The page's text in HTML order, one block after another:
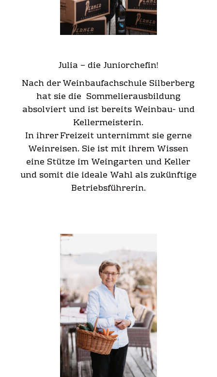
Julia – die Juniorchefin!
Nach der Weinbaufachschule Silberberg
hat sie die Sommelierausbildung
absolviert und ist bereits Weinbau- und
Kellermeisterin.
In ihrer Freizeit unternimmt sie gerne
Weinreisen. Sie ist mit ihrem Wissen
eine Stütze im Weingarten und Keller
und somit die ideale Wahl als zukünftige
Betriebsführerin.